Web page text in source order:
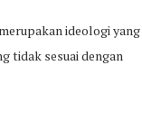
ideologi yang
tidak sesuai dengan